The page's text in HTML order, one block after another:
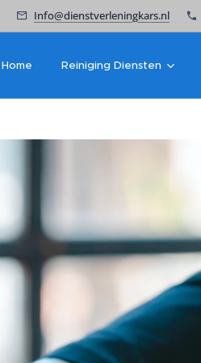
Info@dienstverleningkars.nl
Home Reiniging Diensten